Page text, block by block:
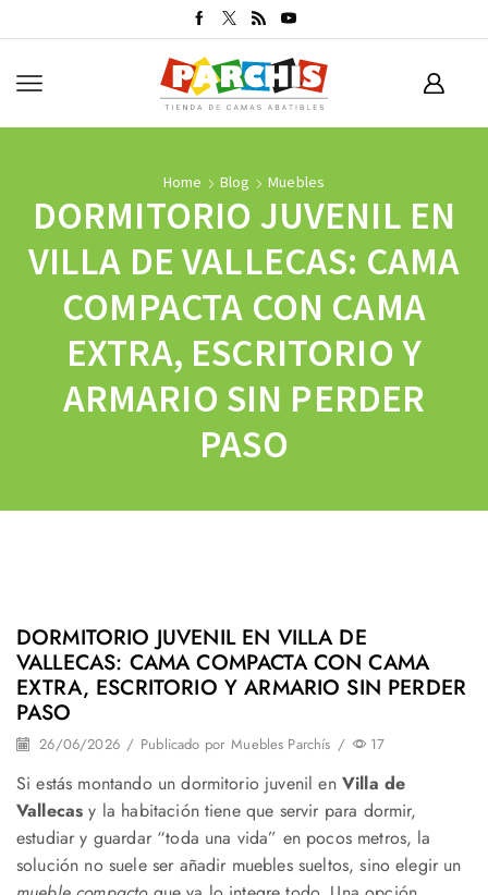
Home Blog Muebles
DORMITORIO JUVENIL EN
VILLA DE VALLECAS: CAMA
COMPACTA CON CAMA
EXTRA, ESCRITORIO Y
ARMARIO SIN PERDER
PASO
DORMITORIO JUVENIL EN VILLA DE
VALLECAS: CAMA COMPACTA CON CAMA
EXTRA, ESCRITORIO Y ARMARIO SIN PERDER
PASO
26/06/2026 / Publicado por Muebles Parchís / 17
Si estás montando un dormitorio juvenil en Villa de
Vallecas y la habitación tiene que servir para dormir,
estudiar y guardar “toda una vida” en pocos metros, la
solución no suele ser añadir muebles sueltos, sino elegir un